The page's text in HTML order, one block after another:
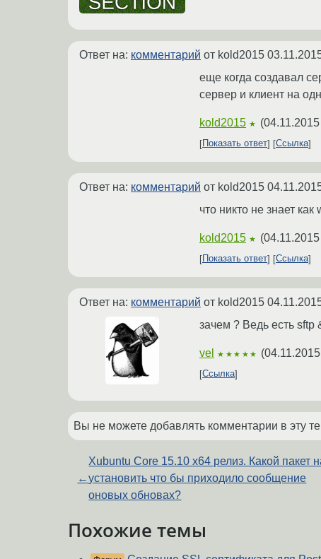
Ответ на: комментарий от kold2015
еще когда создавал
сервер и клиент на
kold2015 ★ (
Показать ответ
Ссылка
Ответ на: комментарий от kold2015
что никто не знает
kold2015 ★ (
Показать ответ
Ссылка
Ответ на: комментарий от kold2015
зачем ? Ведь есть sftp
vel ★★★★★ (
Ссылка
Вы не можете добавлять комментарии в эту
←
Xubuntu Core 15.10 x64 релиз. Какой пакет
установить что бы приходило сообщение
оновых обновах?
Похожие темы